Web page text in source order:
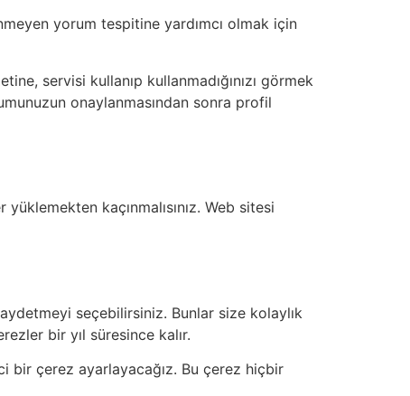
yorum tespitine yardımcı olmak için
servisi kullanıp kullanmadığınızı görmek
onaylanmasından sonra profil
kaçınmalısınız. Web sitesi
seçebilirsiniz. Bunlar size kolaylık
bir yıl süresince kalır.
bir çerez ayarlayacağız. Bu çerez hiçbir